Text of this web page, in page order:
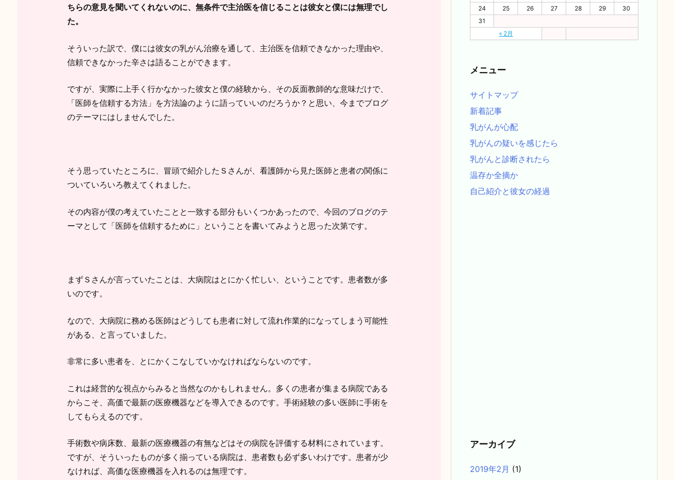
ちらの意見を聞いてくれないのに、無条件で主治医を信じることは彼女と僕には無理でし
た。
そういった訳で、僕には彼女の乳がん治療を通して、主治医を信頼できなかった理由や、
信頼できなかった辛さは語ることができます。
ですが、実際に上手く行かなかった彼女と僕の経験から、その反面教師的な意味だけで、
「医師を信頼する方法」を方法論のように語っていいのだろうか？と思い、今までブログ
のテーマにはしませんでした。
そう思っていたところに、冒頭で紹介したＳさんが、看護師から見た医師と患者の関係に
ついていろいろ教えてくれました。
その内容が僕の考えていたことと一致する部分もいくつかあったので、今回のブログのテ
ーマとして「医師を信頼するために」ということを書いてみようと思った次第です。
まずＳさんが言っていたことは、大病院はとにかく忙しい、ということです。患者数が多
いのです。
なので、大病院に務める医師はどうしても患者に対して流れ作業的になってしまう可能性
がある、と言っていました。
非常に多い患者を、とにかくこなしていかなければならないのです。
これは経営的な視点からみると当然なのかもしれません。多くの患者が集まる病院である
からこそ、高価で最新の医療機器などを導入できるのです。手術経験の多い医師に手術を
してもらえるのです。
手術数や病床数、最新の医療機器の有無などはその病院を評価する材料にされています。
ですが、そういったものが多く揃っている病院は、患者数も必ず多いわけです。患者が少
なければ、高価な医療機器を入れるのは無理です。
« 2月
24
25 26 27 28 29
30
31
メニュー
サイトマップ
新着記事
乳がんが心配
乳がんの疑いを感じたら
乳がんと診断されたら
温存か全摘か
自己紹介と彼女の経過
アーカイブ
2019年2月 (1)